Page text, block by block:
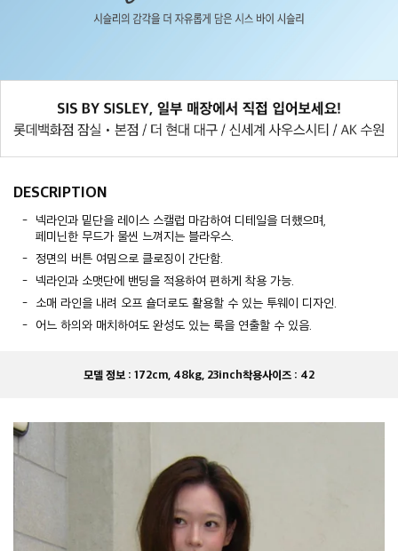
DESCRIPTION
넥라인과 밑단을 레이스 스캘럽 마감하여 디테일을 더했으며,
페미닌한 무드가 물씬 느껴지는 블라우스.
정면의 버튼 여밈으로 클로징이 간단함.
넥라인과 소맷단에 밴딩을 적용하여 편하게 착용 가능.
소매 라인을 내려 오프 숄더로도 활용할 수 있는 투웨이 디자인.
어느 하의와 매치하여도 완성도 있는 룩을 연출할 수 있음.
모델 정보 : 172cm, 48kg, 23inch착용사이즈 : 42